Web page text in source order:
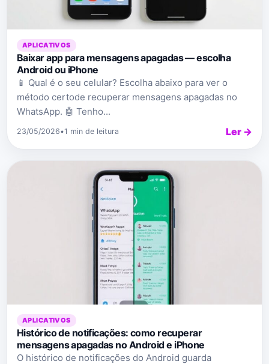
APLICATIVOS
Baixar app para mensagens apagadas — escolha
Android ou iPhone
📱 Qual é o seu celular? Escolha abaixo para ver o
método certode recuperar mensagens apagadas no
WhatsApp. 🤖 Tenho...
23/05/2026•1 min de leitura Ler →
APLICATIVOS
Histórico de notificações: como recuperar
mensagens apagadas no Android e iPhone
O histórico de notificações do Android guarda